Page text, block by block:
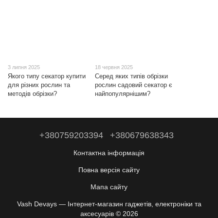
3 липня 2025
Якого типу секатор купити
для різних рослин та
методів обрізки?
18 червня 2025
Серед яких типів обрізки
рослин садовий секатор є
найпопулярнішим?
+380759203394 +380679638343
Контактна інформація
Повна версія сайту
Мапа сайту
Vash Devays — Інтернет-магазин гаджетів, електроніки та
аксесуарів © 2026